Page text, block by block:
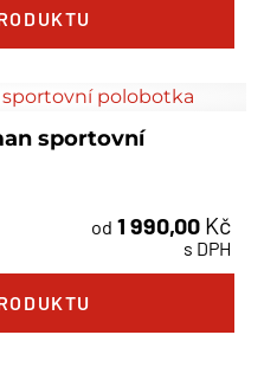
sportovní
od 1 990,00 Kč
s DPH